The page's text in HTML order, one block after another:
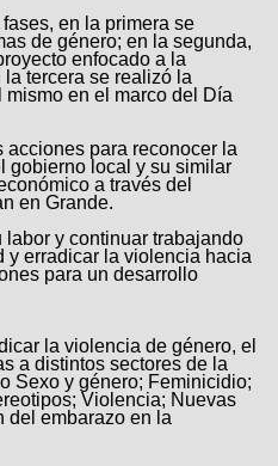
en la primera se
de género; en la segunda,
enfocado a la
tercera se realizó la
en el marco del Día
acciones para reconocer la
gobierno local y su similar
a través del
en Grande.
labor y continuar trabajando
y erradicar la violencia hacia
para un desarrollo
la violencia de género, el
a distintos sectores de la
Sexo y género; Feminicidio;
Violencia; Nuevas
del embarazo en la